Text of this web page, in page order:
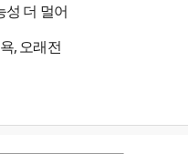
성 더 멀어
, 오래전